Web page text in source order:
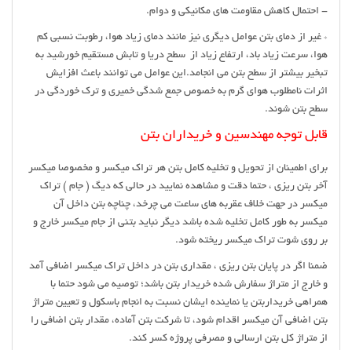
- احتمال کاهش مقاومت های مکانیکی و دوام.
* غیر از دمای بتن عوامل دیگری نیز مانند دمای زیاد هوا، رطوبت نسبی کم
هوا، سرعت زیاد باد، ارتفاع زیاد از سطح دریا و تابش مستقیم خورشید به
تبخیر بیشتر از سطح بتن می انجامد.این عوامل می توانند باعث افزایش
اثرات نامطلوب هوای گرم به خصوص جمع شدگی خمیری و ترک خوردگی در
سطح بتن شوند.
قابل توجه مهندسین و خریداران بتن
برای اطمینان از تحویل و تخلیه کامل بتن هر تراک میکسر و مخصوصا میکسر
آخر بتن ریزی ، حتما دقت و مشاهده نمایید در حالی که دیگ ( جام ) تراک
میکسر در جهت خلاف عقربه های ساعت می چرخد، چناچه بتن داخل آن
میکسر به طور کامل تخلیه شده باشد دیگر نباید بتنی از جام میکسر خارج و
بر روی شوت تراک میکسر ریخته شود.
ضمنا اگر در پایان بتن ریزی ، مقداری بتن در داخل تراک میکسر اضافی آمد
و خارج از متراژ سفارش شده خریدار بتن باشد؛ توصیه می شود حتما با
همراهی خریداربتن یا نماینده ایشان نسبت به انجام باسکول و تعیین متراژ
بتن اضافی آن میکسر اقدام شود، تا شرکت بتن آماده، مقدار بتن اضافی را
از متراژ کل بتن ارسالی و مصرفی پروژه کسر کند.